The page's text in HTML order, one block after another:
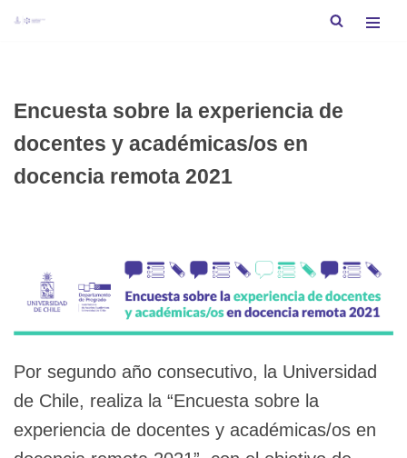
Encuesta sobre la experiencia de
docentes y académicas/os en
docencia remota 2021
Por segundo año consecutivo, la Universidad
de Chile, realiza la “Encuesta sobre la
experiencia de docentes y académicas/os en